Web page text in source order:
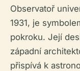
Observatoř
1931, je
pokroku. Její
západní
přispívá k